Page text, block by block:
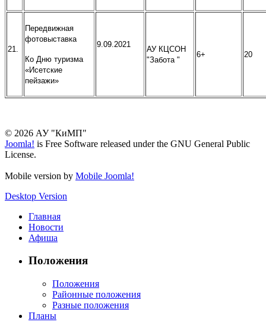
21.
Передвижная
фотовыставка
Ко Дню туризма
«Исетские
пейзажи»
9.09.2021
АУ КЦСОН
"Забота "
6+ 20
© 2026 АУ "КиМП"
Joomla! is Free Software released under the GNU General Public
License.
Mobile version by Mobile Joomla!
Desktop Version
Главная
Новости
Афиша
Положения
Положения
Районные положения
Разные положения
Планы